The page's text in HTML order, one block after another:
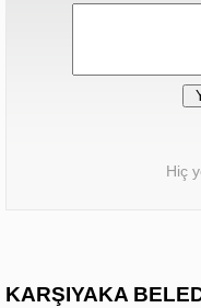
Hiç
KARŞIYAKA